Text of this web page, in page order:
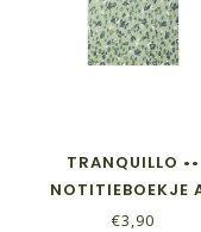
TRANQUILLO ••
NOTITIEBOEKJE
€3,90